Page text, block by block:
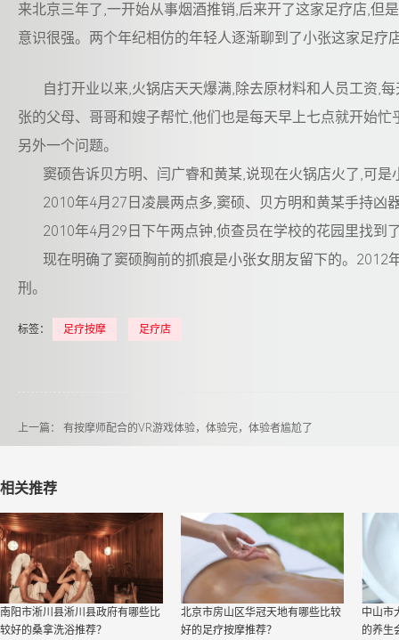
来北京三年了,一开始从事烟酒推销,后来开了这家足疗店,但
意识很强。两个年纪相仿的年轻人逐渐聊到了小张这家足疗
自打开业以来,火锅店天天爆满,除去原材料和人员工资,
张的父母、哥哥和嫂子帮忙,他们也是每天早上七点就开始
另外一个问题。
窦硕告诉贝方明、闫广睿和黄某,说现在火锅店火了,可
2010年4月27日凌晨两点多,窦硕、贝方明和黄某手持凶
2010年4月29日下午两点钟,侦查员在学校的花园里找到
现在明确了窦硕胸前的抓痕是小张女朋友留下的。
刑。
标签： 足疗按摩 足疗店
上一篇： 有按摩师配合的VR游戏体验，体验完，体验者尴尬了
相关推荐
南阳市淅川县淅川县政府有哪些比
较好的桑拿洗浴推荐？
北京市房山区华冠天地有哪些比较
好的足疗按摩推荐？
中山市
的养生